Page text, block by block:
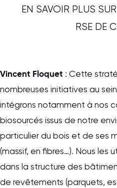
EN SAVOIR PLUS
RSE DE
Vincent Floquet : Cette
nombreuses initiatives au
intégrons notamment à nos
biosourcés issus de notre
particulier du bois et de ses
(massif, en fibres…). Nous les
dans la structure des
de revêtements (parquets,